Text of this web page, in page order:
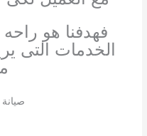
فهدفنا هو راحه
الخدمات التى